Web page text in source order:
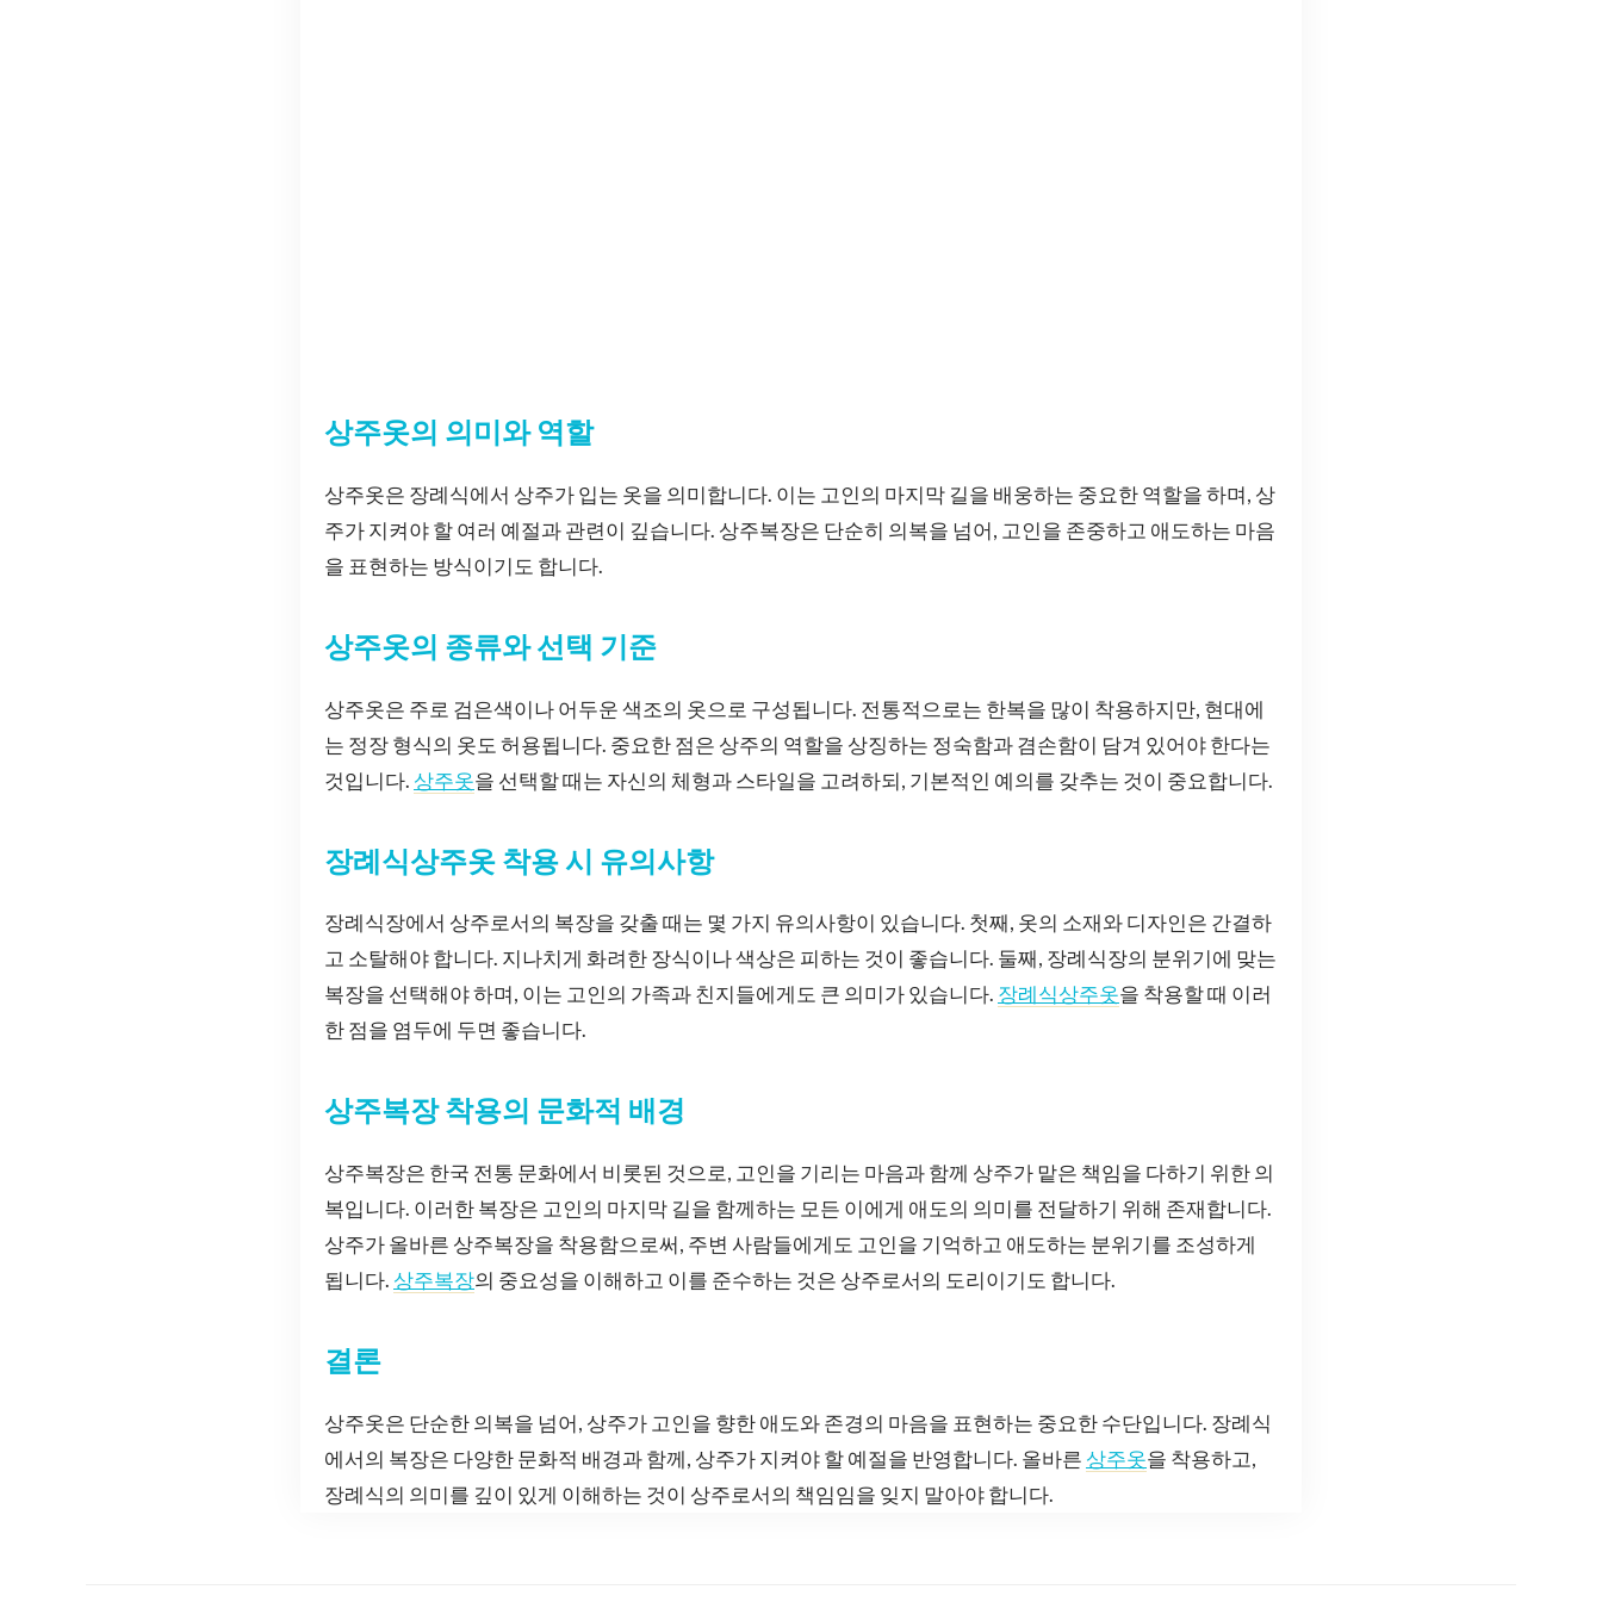
상주옷의 의미와 역할
상주옷은 장례식에서 상주가 입는 옷을 의미합니다. 이는 고인의 마지막 길을 배웅하는 중요한 역할을 하며, 상
주가 지켜야 할 여러 예절과 관련이 깊습니다. 상주복장은 단순히 의복을 넘어, 고인을 존중하고 애도하는 마음
을 표현하는 방식이기도 합니다.
상주옷의 종류와 선택 기준
상주옷은 주로 검은색이나 어두운 색조의 옷으로 구성됩니다. 전통적으로는 한복을 많이 착용하지만, 현대에
는 정장 형식의 옷도 허용됩니다. 중요한 점은 상주의 역할을 상징하는 정숙함과 겸손함이 담겨 있어야 한다는
것입니다. 상주옷을 선택할 때는 자신의 체형과 스타일을 고려하되, 기본적인 예의를 갖추는 것이 중요합니다.
장례식상주옷 착용 시 유의사항
장례식장에서 상주로서의 복장을 갖출 때는 몇 가지 유의사항이 있습니다. 첫째, 옷의 소재와 디자인은 간결하
고 소탈해야 합니다. 지나치게 화려한 장식이나 색상은 피하는 것이 좋습니다. 둘째, 장례식장의 분위기에 맞는
복장을 선택해야 하며, 이는 고인의 가족과 친지들에게도 큰 의미가 있습니다. 장례식상주옷을 착용할 때 이러
한 점을 염두에 두면 좋습니다.
상주복장 착용의 문화적 배경
상주복장은 한국 전통 문화에서 비롯된 것으로, 고인을 기리는 마음과 함께 상주가 맡은 책임을 다하기 위한 의
복입니다. 이러한 복장은 고인의 마지막 길을 함께하는 모든 이에게 애도의 의미를 전달하기 위해 존재합니다.
상주가 올바른 상주복장을 착용함으로써, 주변 사람들에게도 고인을 기억하고 애도하는 분위기를 조성하게
됩니다. 상주복장의 중요성을 이해하고 이를 준수하는 것은 상주로서의 도리이기도 합니다.
결론
상주옷은 단순한 의복을 넘어, 상주가 고인을 향한 애도와 존경의 마음을 표현하는 중요한 수단입니다. 장례식
에서의 복장은 다양한 문화적 배경과 함께, 상주가 지켜야 할 예절을 반영합니다. 올바른 상주옷을 착용하고,
장례식의 의미를 깊이 있게 이해하는 것이 상주로서의 책임임을 잊지 말아야 합니다.